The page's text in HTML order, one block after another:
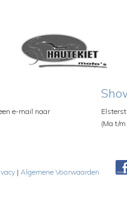
e-mail naar
(Ma t/
| Algemene Voorwaarden